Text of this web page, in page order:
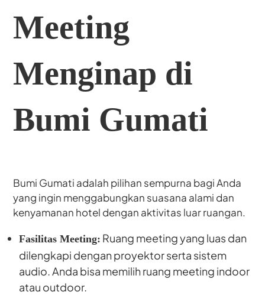
Meeting
Menginap di
Bumi Gumati
Bumi Gumati adalah pilihan sempurna bagi Anda
yang ingin menggabungkan suasana alami dan
kenyamanan hotel dengan aktivitas luar ruangan.
Fasilitas Meeting: Ruang meeting yang luas dan
dilengkapi dengan proyektor serta sistem
audio. Anda bisa memilih ruang meeting indoor
atau outdoor.